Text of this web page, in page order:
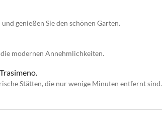
genießen Sie den schönen Garten.
modernen Annehmlichkeiten.
Stätten, die nur wenige Minuten entfernt sind.